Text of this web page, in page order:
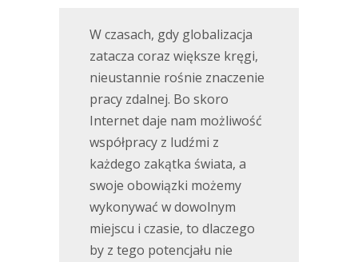
W czasach, gdy globalizacja
zatacza coraz większe kręgi,
nieustannie rośnie znaczenie
pracy zdalnej. Bo skoro
Internet daje nam możliwość
współpracy z ludźmi z
każdego zakątka świata, a
swoje obowiązki możemy
wykonywać w dowolnym
miejscu i czasie, to dlaczego
by z tego potencjału nie